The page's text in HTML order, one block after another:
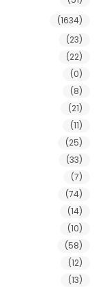
(1634)
(23)
(22)
(0)
(8)
(21)
(11)
(25)
(33)
(7)
(74)
(14)
(10)
(58)
(12)
(13)